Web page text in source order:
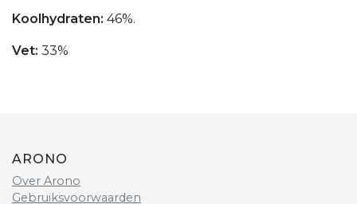
Koolhydraten: 46%.
Vet: 33%
ARONO
Over Arono
Gebruiksvoorwaarden